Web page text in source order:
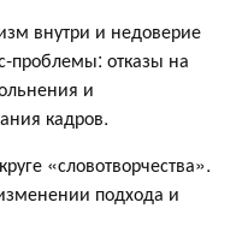
внутри и недоверие
проблемы: отказы на
и
кадров.
«словотворчества».
подхода и